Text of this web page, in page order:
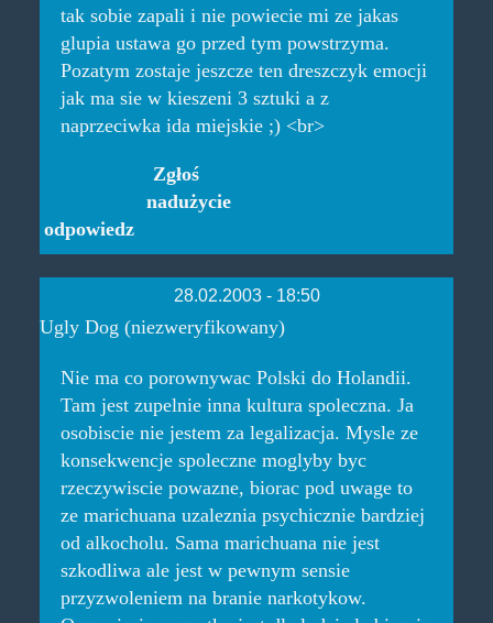
tak sobie zapali i nie powiecie mi ze jakas
glupia ustawa go przed tym powstrzyma.
Pozatym zostaje jeszcze ten dreszczyk emocji
jak ma sie w kieszeni 3 sztuki a z
naprzeciwka ida miejskie ;) <br>
odpowiedz
Zgłoś
nadużycie
28.02.2003 - 18:50
Ugly Dog (niezweryfikowany)
Nie ma co porownywac Polski do Holandii.
Tam jest zupelnie inna kultura spoleczna. Ja
osobiscie nie jestem za legalizacja. Mysle ze
konsekwencje spoleczne moglyby byc
rzeczywiscie powazne, biorac pod uwage to
ze marichuana uzaleznia psychicznie bardziej
od alkocholu. Sama marichuana nie jest
szkodliwa ale jest w pewnym sensie
przyzwoleniem na branie narkotykow.